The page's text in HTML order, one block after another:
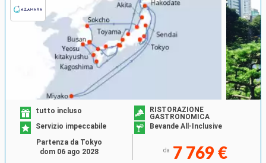
tutto incluso
RISTORAZIONE
GASTRONOMICA
Servizio impeccabile
Bevande All-Inclusive
da 7 769 €
Partenza da Tokyo
dom 06 ago 2028